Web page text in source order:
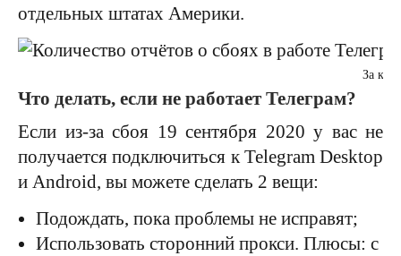
отдельных штатах Америки.
За
Что делать, если не работает Телеграм?
Если из-за сбоя 19 сентября 2020 у вас не
получается подключиться к Telegram Desktop
и Android, вы можете сделать 2 вещи:
Подождать, пока проблемы не исправят;
Использовать сторонний прокси. Плюсы: с